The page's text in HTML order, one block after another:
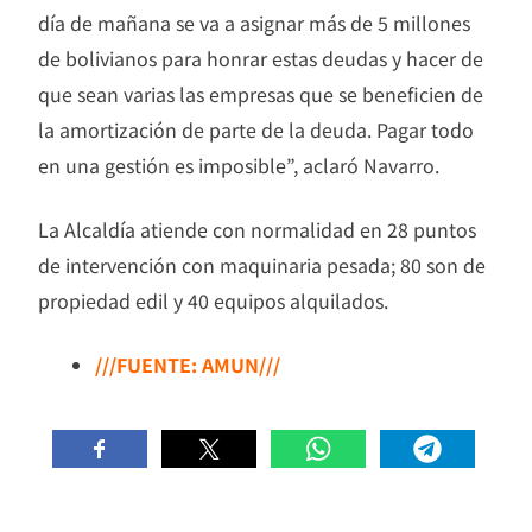
día de mañana se va a asignar más de 5 millones
de bolivianos para honrar estas deudas y hacer de
que sean varias las empresas que se beneficien de
la amortización de parte de la deuda. Pagar todo
en una gestión es imposible”, aclaró Navarro.
La Alcaldía atiende con normalidad en 28 puntos
de intervención con maquinaria pesada; 80 son de
propiedad edil y 40 equipos alquilados.
///FUENTE: AMUN///